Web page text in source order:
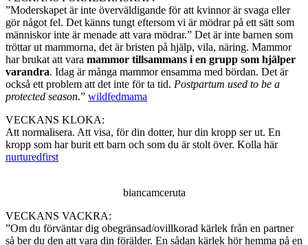
”Moderskapet är inte överväldigande för att kvinnor är svaga eller
gör något fel. Det känns tungt eftersom vi är mödrar på ett sätt som
människor inte är menade att vara mödrar.” Det är inte barnen som
tröttar ut mammorna, det är bristen på hjälp, vila, näring. Mammor
har brukat att vara mammor tillsammans i en grupp som hjälper
varandra. Idag är många mammor ensamma med bördan. Det är
också ett problem att det inte för ta tid. Postpartum used to be a
protected season.” wildfedmama
VECKANS KLOKA:
Att normalisera. Att visa, för din dotter, hur din kropp ser ut. En
kropp som har burit ett barn och som du är stolt över. Kolla här
nurturedfirst
biancamceruta
VECKANS VACKRA:
”Om du förväntar dig obegränsad/ovillkorad kärlek från en partner
så ber du den att vara din förälder. En sådan kärlek hör hemma på en